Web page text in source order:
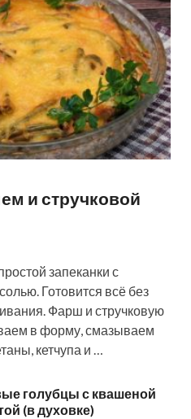
и стручковой
запеканки с
Готовится всё без
Фарш и стручковую
в форму, смазываем
кетчупа и …
голубцы с квашеной
(в духовке)